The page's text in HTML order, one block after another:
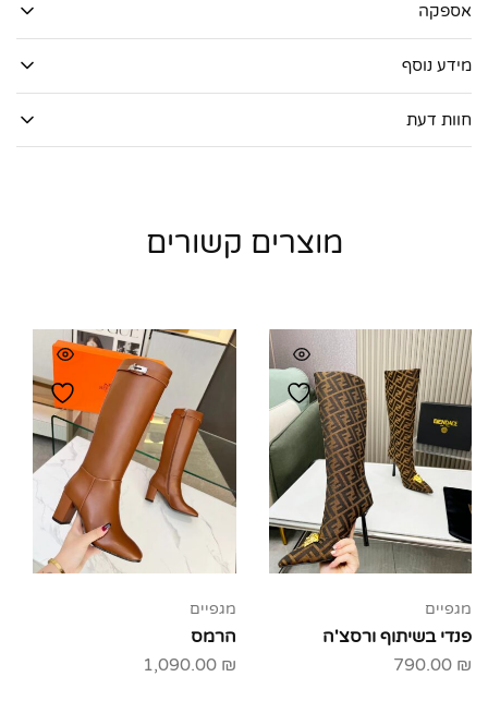
אספקה
מידע נוסף
חוות דעת
מוצרים קשורים
מגפיים
פנדי בשיתוף ורסצ'ה
790.00 ₪
מגפיים
הרמס
1,090.00 ₪